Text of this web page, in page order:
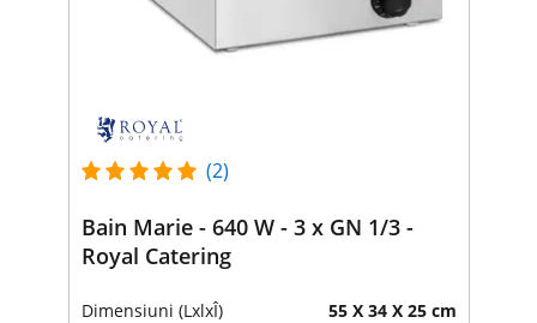
(2)
Bain Marie - 640 W - 3 x GN 1/3 -
Royal Catering
Dimensiuni (LxlxÎ) 55 X 34 X 25 cm